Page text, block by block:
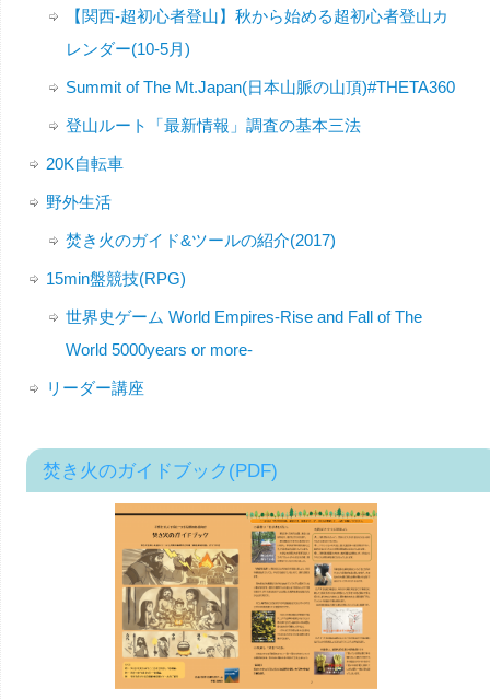
【関西-超初心者登山】秋から始める超初心者登山カ
レンダー(10-5月)
Summit of The Mt.Japan(日本山脈の山頂)#THETA360
登山ルート「最新情報」調査の基本三法
20K自転車
野外生活
焚き火のガイド&ツールの紹介(2017)
15min盤競技(RPG)
世界史ゲーム World Empires-Rise and Fall of The
World 5000years or more-
リーダー講座
焚き火のガイドブック(PDF)